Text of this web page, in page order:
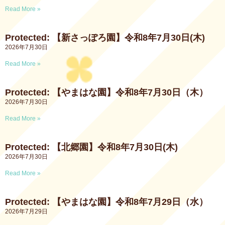
Read More »
Protected: 【新さっぽろ園】令和8年7月30日(木)
2026年7月30日
Read More »
Protected: 【やまはな園】令和8年7月30日（木）
2026年7月30日
Read More »
Protected: 【北郷園】令和8年7月30日(木)
2026年7月30日
Read More »
Protected: 【やまはな園】令和8年7月29日（水）
2026年7月29日